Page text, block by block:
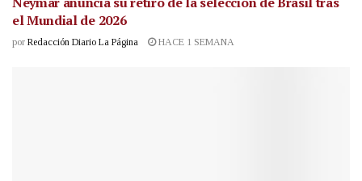
el Mundial de 2026
por Redacción Diario La Página HACE 1 SEMANA